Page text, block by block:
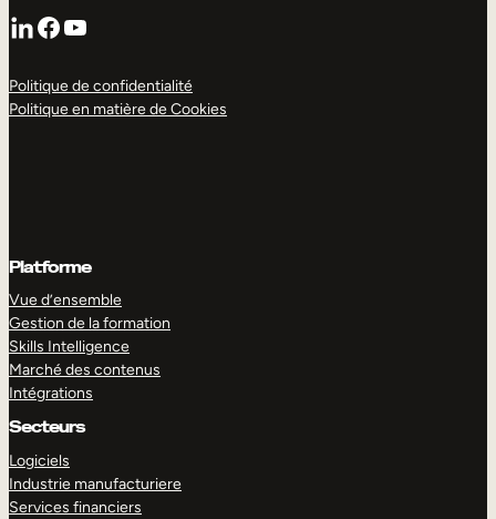
LinkedIn
Facebook
YouTube
Politique de confidentialité
Politique en matière de Cookies
Platforme
Vue d’ensemble
Gestion de la formation
Skills Intelligence
Marché des contenus
Intégrations
Secteurs
Logiciels
Industrie manufacturiere
Services financiers